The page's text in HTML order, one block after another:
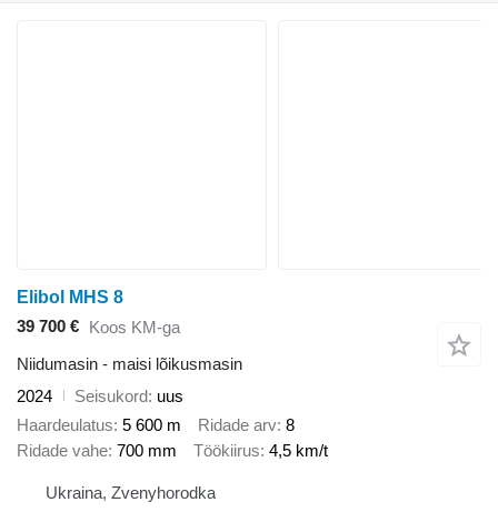
Elibol MHS 8
39 700 € Koos KM-ga
Niidumasin - maisi lõikusmasin
2024
Seisukord uus
Haardeulatus 5 600 m Ridade arv 8
Ridade vahe 700 mm Töökiirus 4,5 km/t
Ukraina, Zvenyhorodka